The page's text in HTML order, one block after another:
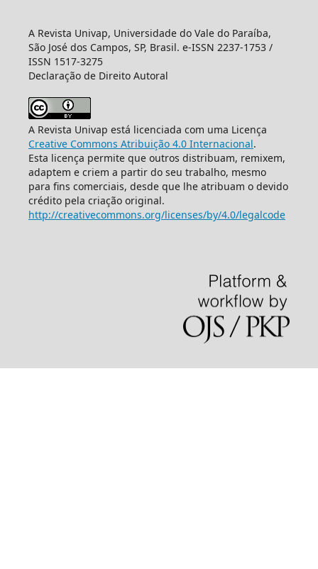
A Revista Univap, Universidade do Vale do Paraíba,
São José dos Campos, SP, Brasil. e-ISSN 2237-1753 /
ISSN 1517-3275
Declaração de Direito Autoral
A Revista Univap está licenciada com uma Licença
Creative Commons Atribuição 4.0 Internacional.
Esta licença permite que outros distribuam, remixem,
adaptem e criem a partir do seu trabalho, mesmo
para fins comerciais, desde que lhe atribuam o devido
crédito pela criação original.
http://creativecommons.org/licenses/by/4.0/legalcode